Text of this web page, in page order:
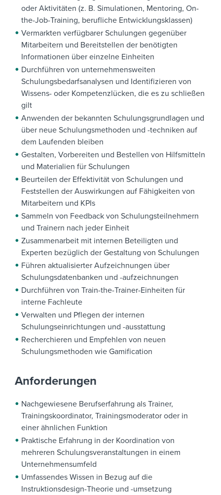
oder Aktivitäten (z. B. Simulationen, Mentoring, On-
the-Job-Training, berufliche Entwicklungsklassen)
Vermarkten verfügbarer Schulungen gegenüber
Mitarbeitern und Bereitstellen der benötigten
Informationen über einzelne Einheiten
Durchführen von unternehmensweiten
Schulungsbedarfsanalysen und Identifizieren von
Wissens- oder Kompetenzlücken, die es zu schließen
gilt
Anwenden der bekannten Schulungsgrundlagen und
über neue Schulungsmethoden und -techniken auf
dem Laufenden bleiben
Gestalten, Vorbereiten und Bestellen von Hilfsmitteln
und Materialien für Schulungen
Beurteilen der Effektivität von Schulungen und
Feststellen der Auswirkungen auf Fähigkeiten von
Mitarbeitern und KPIs
Sammeln von Feedback von Schulungsteilnehmern
und Trainern nach jeder Einheit
Zusammenarbeit mit internen Beteiligten und
Experten bezüglich der Gestaltung von Schulungen
Führen aktualisierter Aufzeichnungen über
Schulungsdatenbanken und -aufzeichnungen
Durchführen von Train-the-Trainer-Einheiten für
interne Fachleute
Verwalten und Pflegen der internen
Schulungseinrichtungen und -ausstattung
Recherchieren und Empfehlen von neuen
Schulungsmethoden wie Gamification
Anforderungen
Nachgewiesene Berufserfahrung als Trainer,
Trainingskoordinator, Trainingsmoderator oder in
einer ähnlichen Funktion
Praktische Erfahrung in der Koordination von
mehreren Schulungsveranstaltungen in einem
Unternehmensumfeld
Umfassendes Wissen in Bezug auf die
Instruktionsdesign-Theorie und -umsetzung